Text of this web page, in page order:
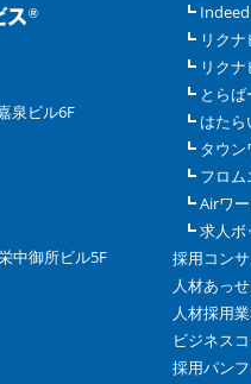
泉ビル6F
中御所ビル5F
リクナ
リクナ
とらば
はたら
タウン
フロ
Airワ
求人ボ
採用コン
人材あっ
人材採用
ビジネス
採用パン